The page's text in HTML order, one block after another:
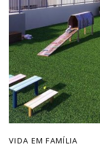
VIDA EM FAMÍLIA